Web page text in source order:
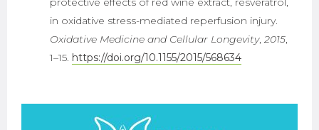
in oxidative stress-mediated reperfusion injury.
Oxidative Medicine and Cellular Longevity, 2015,
1–15. https://doi.org/10.1155/2015/568634